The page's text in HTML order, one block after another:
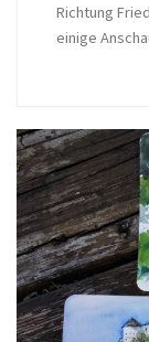
Richtung
einige